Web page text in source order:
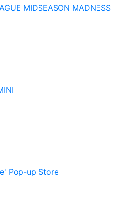
MIDSEASON MADNESS
Pop-up Store